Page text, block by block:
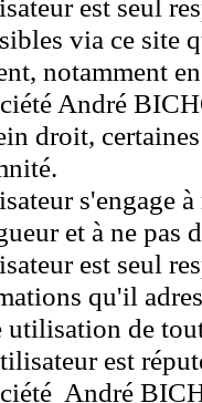
est seul
via ce site
notamment
André
droit,
s'engage à
et à ne pas
est seul
qu'il
utilisation de
est
André